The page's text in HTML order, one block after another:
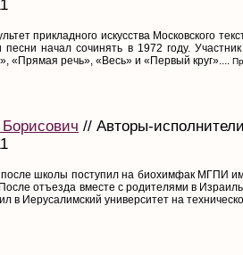
прикладного искусства Московского
песни начал сочинять в 1972 году.
«Прямая речь», «Весь» и «Первый круг»....
// Авторы-
школы поступил на биохимфак МГПИ
отъезда вместе с родителями в
в Иерусалимский университет на